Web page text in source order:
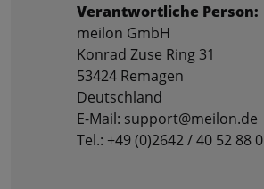
Verantwortliche Person:
meilon GmbH
Konrad Zuse Ring 31
53424 Remagen
Deutschland
E-Mail: support@meilon.de
Tel.: +49 (0)2642 / 40 52 88 0